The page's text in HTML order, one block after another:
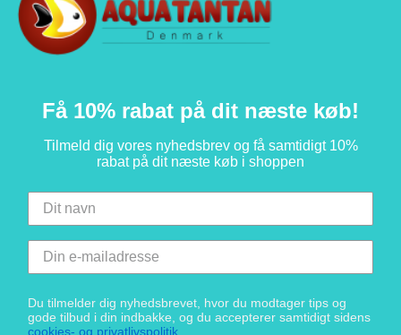
Få 10% rabat på dit næste køb!
Tilmeld dig vores nyhedsbrev og få samtidigt 10%
rabat på dit næste køb i shoppen
Du tilmelder dig nyhedsbrevet, hvor du modtager tips og
gode tilbud i din indbakke, og du accepterer samtidigt sidens
cookies- og privatlivspolitik